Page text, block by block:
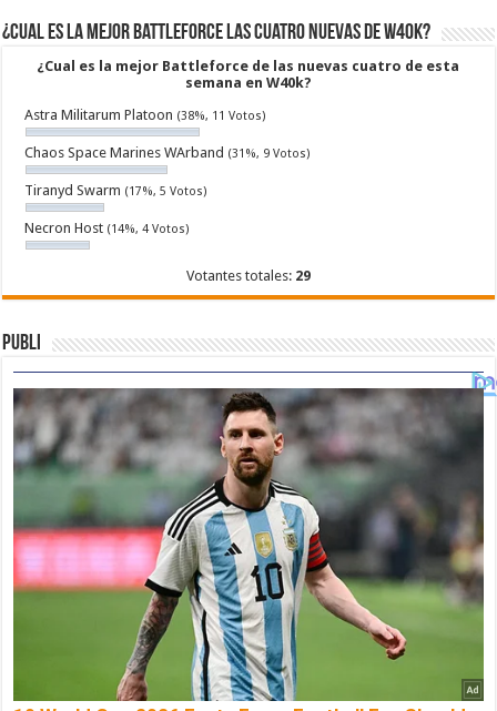
¿Cual es la mejor Battleforce las cuatro nuevas de W40k?
¿Cual es la mejor Battleforce de las nuevas cuatro de esta
semana en W40k?
Astra Militarum Platoon (38%, 11 Votos)
Chaos Space Marines WArband (31%, 9 Votos)
Tiranyd Swarm (17%, 5 Votos)
Necron Host (14%, 4 Votos)
Votantes totales: 29
Publi